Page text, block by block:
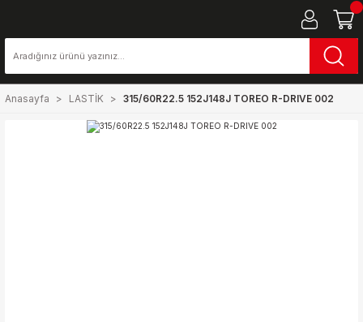
Anasayfa LASTİK 315/60R22.5 152J148J TOREO R-DRIVE 002